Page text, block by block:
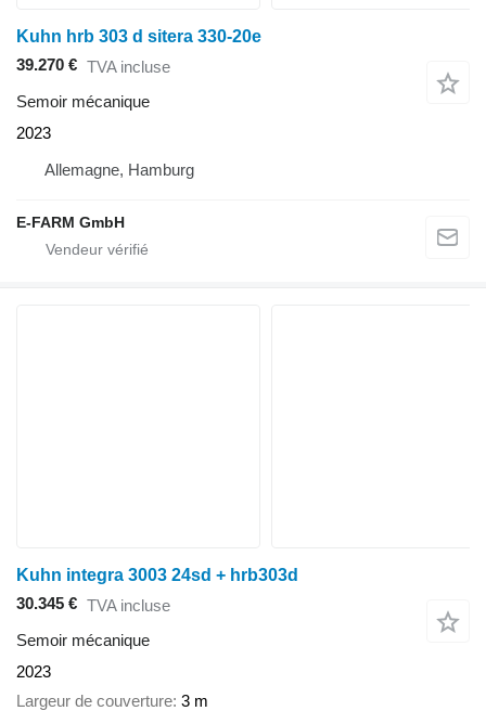
Kuhn hrb 303 d sitera 330-20e
39.270 € TVA incluse
Semoir mécanique
2023
Allemagne, Hamburg
E-FARM GmbH
Kuhn integra 3003 24sd + hrb303d
30.345 € TVA incluse
Semoir mécanique
2023
Largeur de couverture 3 m